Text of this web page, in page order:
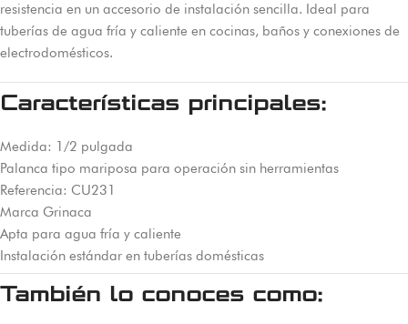
resistencia en un accesorio de instalación sencilla. Ideal para
tuberías de agua fría y caliente en cocinas, baños y conexiones de
electrodomésticos.
Características principales:
Medida: 1/2 pulgada
Palanca tipo mariposa para operación sin herramientas
Referencia: CU231
Marca Grinaca
Apta para agua fría y caliente
Instalación estándar en tuberías domésticas
También lo conoces como: